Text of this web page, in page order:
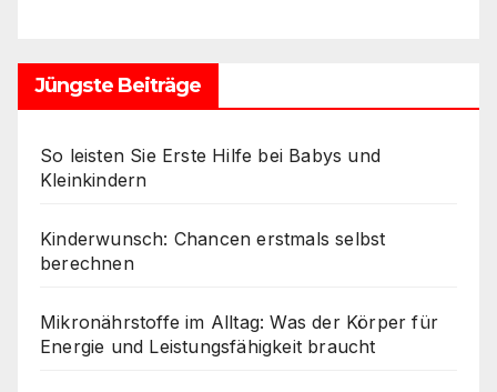
Jüngste Beiträge
So leisten Sie Erste Hilfe bei Babys und
Kleinkindern
Kinderwunsch: Chancen erstmals selbst
berechnen
Mikronährstoffe im Alltag: Was der Körper für
Energie und Leistungsfähigkeit braucht